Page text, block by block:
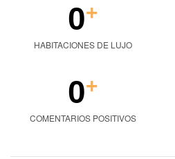
HABITACIONES DE LUJO
0+
COMENTARIOS POSITIVOS
0+